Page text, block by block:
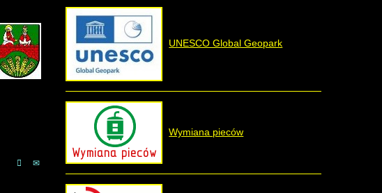
UNESCO Global Geopark
Wymiana pieców